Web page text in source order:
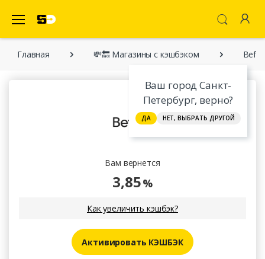
Ваш город Санкт-
Петербург, верно?
ДА НЕТ, ВЫБРАТЬ ДРУГОЙ
Главная 💸🔙 Магазины с кэшбэком
Вам вернется
3,85%
Как увеличить кэшбэк?
Активировать КЭШБЭК